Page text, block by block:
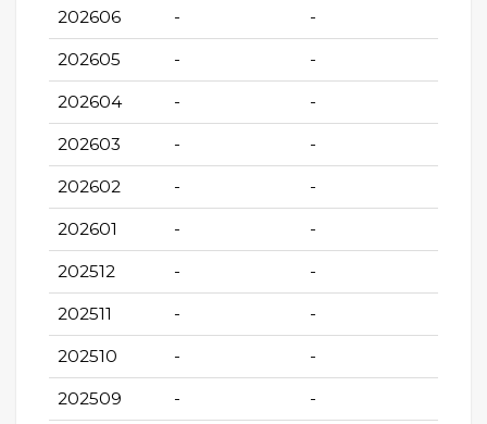
202606 - -
202605 - -
202604 - -
202603 - -
202602 - -
202601 - -
202512 - -
202511 - -
202510 - -
202509 - -